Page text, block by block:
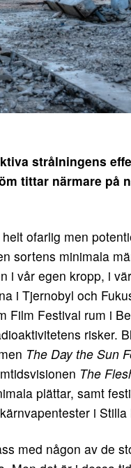
strålningens
tittar närmare på
ofarlig men
sortens minimala
i vår egen kropp, i
i Tjernobyl och
Film Festival rum i
risker.
The Day the Sun
The
plättar, samt
i Stilla
med någon av de